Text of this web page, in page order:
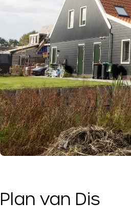
Plan van Dis